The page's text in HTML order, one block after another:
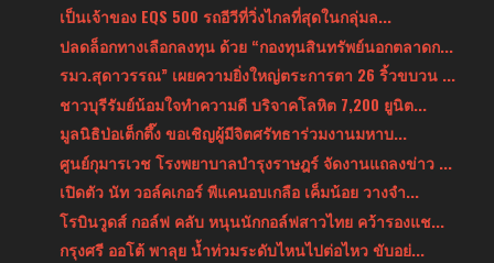
เป็นเจ้าของ EQS 500 รถอีวีที่วิ่งไกลที่สุดในกลุ่มล...
ปลดล็อกทางเลือกลงทุน ด้วย “กองทุนสินทรัพย์นอกตลาดก...
รมว.สุดาวรรณ” เผยความยิ่งใหญ่ตระการตา 26 ริ้วขบวน ...
ชาวบุรีรัมย์น้อมใจทำความดี บริจาคโลหิต 7,200 ยูนิต...
มูลนิธิป่อเต็กตึ๊ง ขอเชิญผู้มีจิตศรัทธาร่วมงานมหาบ...
ศูนย์กุมารเวช โรงพยาบาลบำรุงราษฎร์ จัดงานแถลงข่าว ...
เปิดตัว นัท วอล์คเกอร์ พีแคนอบเกลือ เค็มน้อย วางจำ...
โรบินวูดส์ กอล์ฟ คลับ หนุนนักกอล์ฟสาวไทย คว้ารองแช...
กรุงศรี ออโต้ พาลุย น้ำท่วมระดับไหนไปต่อไหว ขับอย่...